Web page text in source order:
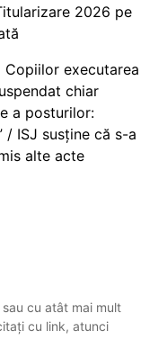
2026 pe
Copiilor executarea
chiar
a posturilor:
/ ISJ susține că s-a
alte acte
cu atât mai mult
cu link, atunci